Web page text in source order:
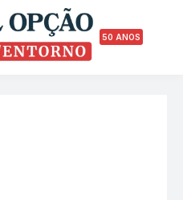
50 ANOS